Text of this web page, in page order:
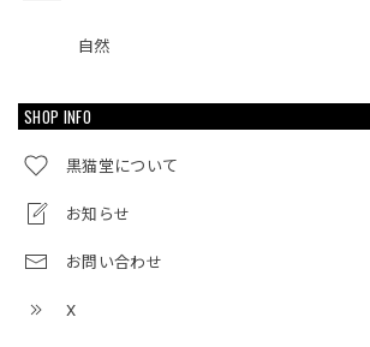
自然
SHOP INFO
黒猫堂について
お知らせ
お問い合わせ
X